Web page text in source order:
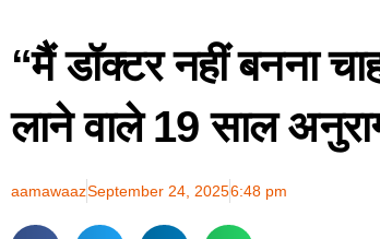
“मैं डॉक्टर नहीं बनना
लाने वाले 19 साल
aamawaazSeptember 24, 20256:48 pm